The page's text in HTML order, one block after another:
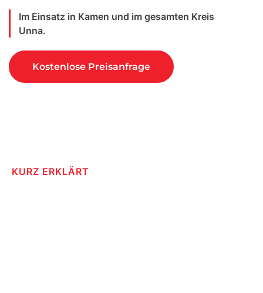
Im Einsatz in Kamen und im gesamten Kreis
Unna.
Kostenlose Preisanfrage
KURZ ERKLÄRT